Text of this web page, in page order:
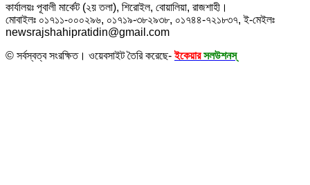
কার্যালয়ঃ পূবালী মার্কেট (২য় তলা), শিরোইল, বোয়ালিয়া, রাজশাহী।
মোবাইলঃ ০১৭১১-০০০২৯৬, ০১৭১৯-৩৮২৯৩৮, ০১৭৪৪-৭২১৮৩৭, ই-মেইলঃ
newsrajshahipratidin@gmail.com
© সর্বস্বত্ব সংরক্ষিত। ওয়েবসাইট তৈরি করেছে-ইকেয়ার সলউশনস্